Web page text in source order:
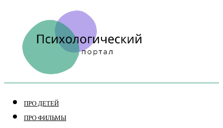
ПРО ДЕТЕЙ
ПРО ФИЛЬМЫ